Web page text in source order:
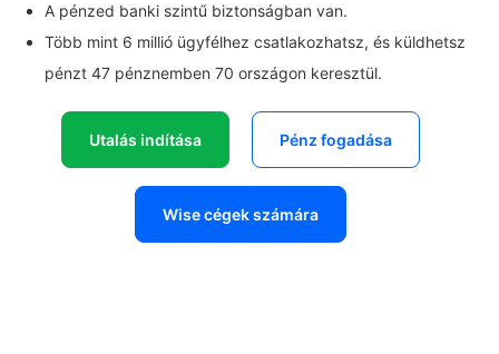
A pénzed banki szintű biztonságban van.
Több mint 6 millió ügyfélhez csatlakozhatsz, és küldhetsz
pénzt 47 pénznemben 70 országon keresztül.
Utalás indítása Pénz fogadása
Wise cégek számára